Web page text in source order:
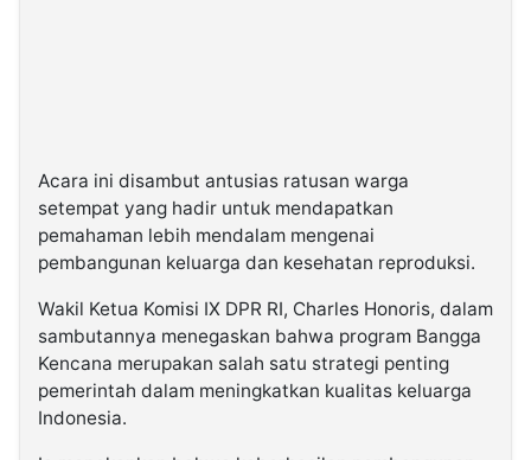
Acara ini disambut antusias ratusan warga
setempat yang hadir untuk mendapatkan
pemahaman lebih mendalam mengenai
pembangunan keluarga dan kesehatan reproduksi.
Wakil Ketua Komisi IX DPR RI, Charles Honoris, dalam
sambutannya menegaskan bahwa program Bangga
Kencana merupakan salah satu strategi penting
pemerintah dalam meningkatkan kualitas keluarga
Indonesia.